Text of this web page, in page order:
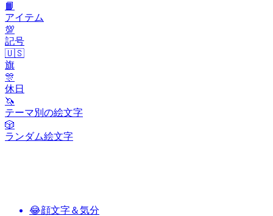
📙
アイテム
💯
記号
🇺🇸
旗
🎊
休日
🦄
テーマ別の絵文字
🎲
ランダム絵文字
😂顔文字＆気分